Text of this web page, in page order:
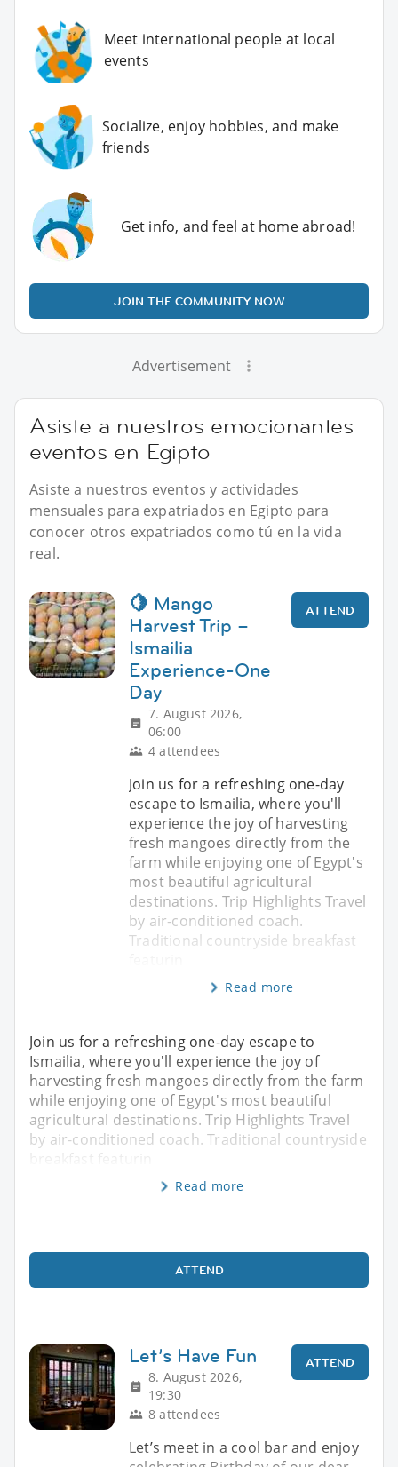
Meet international people at local
events
Socialize, enjoy hobbies, and make
friends
Get info, and feel at home abroad!
JOIN THE COMMUNITY NOW
Advertisement
Asiste a nuestros emocionantes
eventos en Egipto
Asiste a nuestros eventos y actividades
mensuales para expatriados en Egipto para
conocer otros expatriados como tú en la vida
real.
🍋 Mango
Harvest Trip –
Ismailia
Experience-One
Day
7. August 2026,
06:00
4 attendees
ATTEND
Join us for a refreshing one-day
escape to Ismailia, where you'll
experience the joy of harvesting
fresh mangoes directly from the
farm while enjoying one of Egypt's
most beautiful agricultural
destinations. Trip Highlights Travel
by air-conditioned coach.
Traditional countryside breakfast
Read more
Join us for a refreshing one-day escape to
Ismailia, where you'll experience the joy of
harvesting fresh mangoes directly from the farm
while enjoying one of Egypt's most beautiful
agricultural destinations. Trip Highlights Travel
by air-conditioned coach. Traditional countryside
breakfast featurin
Read more
ATTEND
Let’s Have Fun
8. August 2026,
19:30
8 attendees
ATTEND
Let’s meet in a cool bar and enjoy